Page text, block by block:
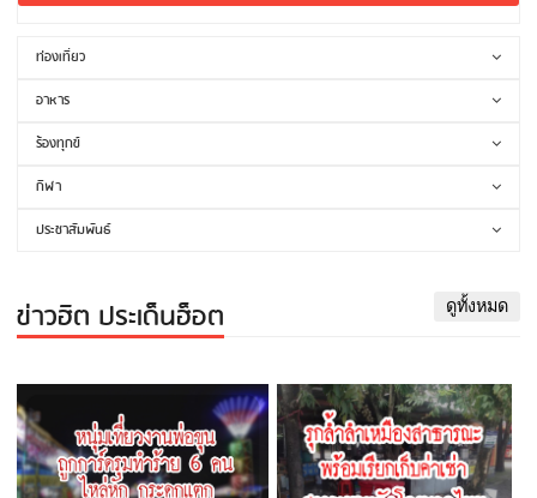
ท่องเที่ยว
อาหาร
ร้องทุกข์
กีฬา
ประชาสัมพันธ์
ข่าวฮิต ประเด็นฮ็อต ดูทั้งหมด